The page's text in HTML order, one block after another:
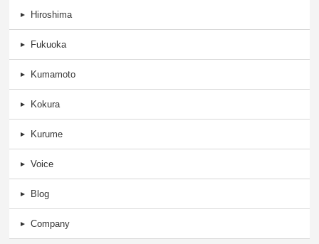
Hiroshima
Fukuoka
Kumamoto
Kokura
Kurume
Voice
Blog
Company